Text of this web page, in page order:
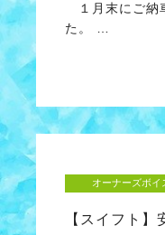
１月末にご納
た。 …
オーナーズボイ
【スイフト